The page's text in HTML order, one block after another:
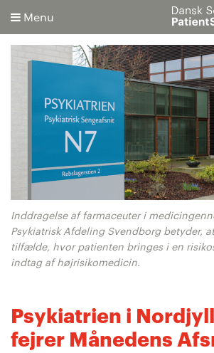
Menu
Søg
Avanceret søgning
Inddragelse af farmaceuter i
Psykiatrisk Afdeling Svendborg betyder,
tilfælde, hvor patienten bringes i en
indtag af højrisikomedicin.
Psykiatrien i
fejrer Månedens